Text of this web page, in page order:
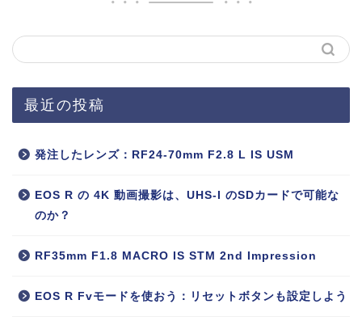
最近の投稿
発注したレンズ：RF24-70mm F2.8 L IS USM
EOS R の 4K 動画撮影は、UHS-I のSDカードで可能な
のか？
RF35mm F1.8 MACRO IS STM 2nd Impression
EOS R Fvモードを使おう：リセットボタンも設定しよう